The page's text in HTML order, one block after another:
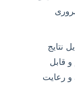
نتایج
قابل
و رعایت